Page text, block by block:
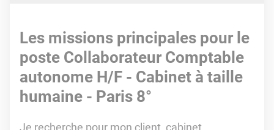
Les missions principales pour le
poste Collaborateur Comptable
autonome H/F - Cabinet à taille
humaine - Paris 8°
Je recherche pour mon client, cabinet